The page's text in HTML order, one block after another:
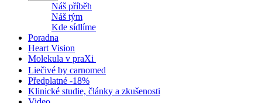
Náš příběh
Náš tým
Kde sídlíme
Poradna
Heart Vision
Molekula v praXi
Liečivé by carnomed
Předplatné -18%
Klinické studie, články a zkušenosti